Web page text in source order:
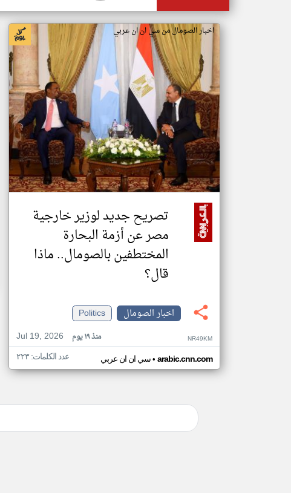
اخبار الصومال من سي ان ان عربي
تصريح جديد لوزير خارجية
مصر عن أزمة البحارة
المختطفين بالصومال.. ماذا
قال؟
اخبار الصومال
Politics
Jul 19, 2026
منذ ١٩ يوم NR49KM
سي ان ان عربي• arabic.cnn.com عدد الكلمات: ٢٢٣